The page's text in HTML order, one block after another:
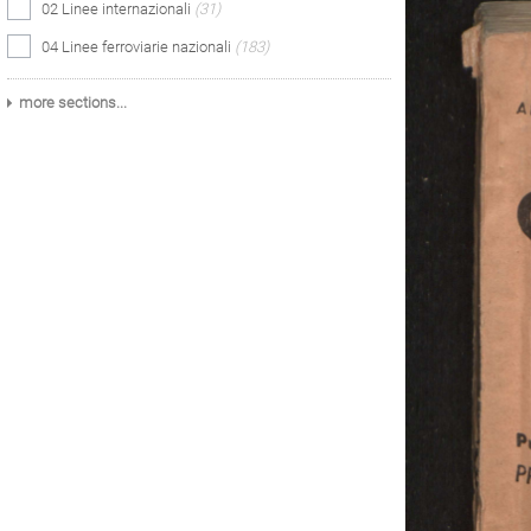
02 Linee internazionali (31)
04 Linee ferroviarie nazionali (183)
more sections...